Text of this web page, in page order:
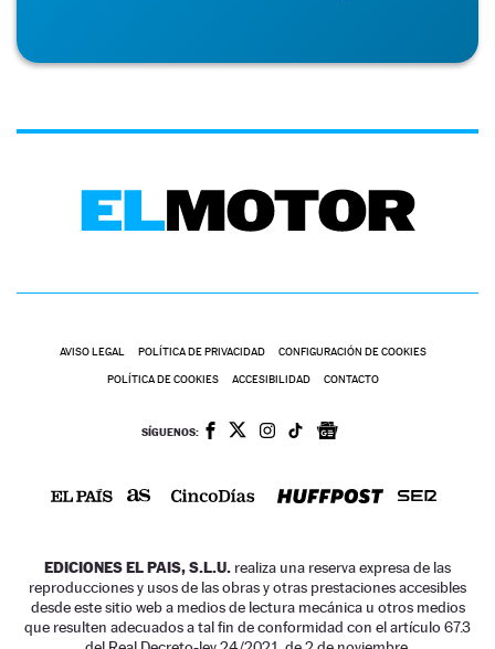
AVISO LEGAL POLÍTICA DE PRIVACIDAD CONFIGURACIÓN DE COOKIES
POLÍTICA DE COOKIES ACCESIBILIDAD CONTACTO
SÍGUENOS:
EDICIONES EL PAIS, S.L.U. realiza una reserva expresa de las
reproducciones y usos de las obras y otras prestaciones accesibles
desde este sitio web a medios de lectura mecánica u otros medios
que resulten adecuados a tal fin de conformidad con el artículo 67.3